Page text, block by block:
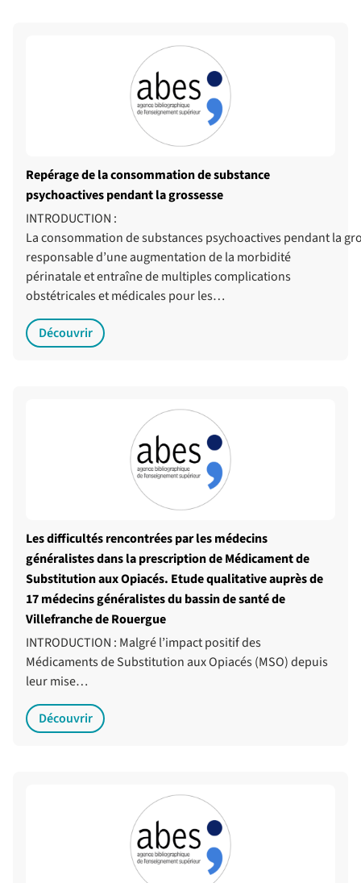
Repérage de la consommation de substance
psychoactives pendant la grossesse
INTRODUCTION :
La consommation de substances psychoactives pendant la
responsable d’une augmentation de la morbidité
périnatale et entraîne de multiples complications
obstétricales et médicales pour les…
Découvrir
Les difficultés rencontrées par les médecins
généralistes dans la prescription de Médicament de
Substitution aux Opiacés. Etude qualitative auprès de
17 médecins généralistes du bassin de santé de
Villefranche de Rouergue
INTRODUCTION : Malgré l’impact positif des
Médicaments de Substitution aux Opiacés (MSO) depuis
leur mise…
Découvrir